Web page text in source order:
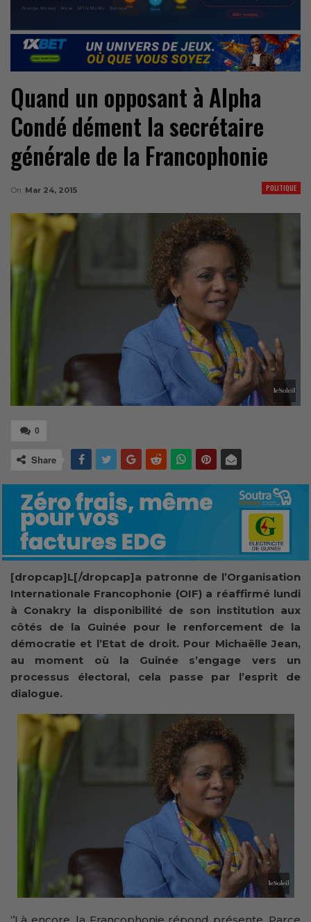
Quand un opposant à Alpha
Condé dément la secrétaire
générale de la Francophonie
POLITIQUE
On Mar 24, 2015
0
Share
[dropcap]L[/dropcap]a patronne de l’Organisation
Internationale Francophonie (OIF) a réaffirmé lundi
à Conakry la disponibilité de son institution aux
côtés de la Guinée pour le renforcement de la
démocratie et l’Etat de droit. Pour Michaëlle Jean,
au moment où la Guinée s’engage vers un
processus électoral, cela passe par l’esprit de
dialogue.